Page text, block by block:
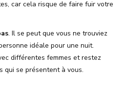
car cela risque de faire fuir votre
. Il se peut que vous ne trouviez
idéale pour une nuit.
différentes femmes et restez
qui se présentent à vous.